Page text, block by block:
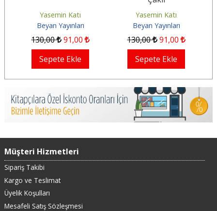
Yasemin Katı
Beyan Yayınları
130,00 91,00
Sepete Ekle
Yasemin Katı
Beyan Yayınları
130,00 91,00
Sepete Ekle
Müşteri Hizmetleri
Sipariş Takibi
Kargo ve Teslimat
Üyelik Koşulları
Mesafeli Satış Sözleşmesi